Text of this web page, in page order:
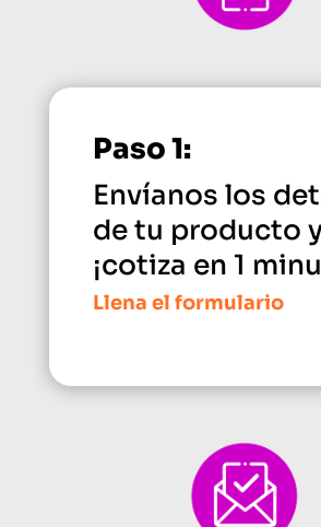
Paso 1:
Envíanos los
de tu producto
¡cotiza en 1
Llena el formulario